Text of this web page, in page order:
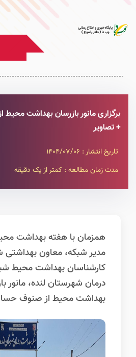
برگزاری مانور بازرسان بهداشت
+ تصاویر
تاریخ انتشار : 1404/07/06
مدت زمان مطالعه : کمتر از یک دقیقه
همزمان با هفته بهداشت
مدیر شبکه، معاون بهداشتی
کارشناسان بهداشت محیط
درمان شهرستان لنده، مانور
بهداشت محیط از صنوف